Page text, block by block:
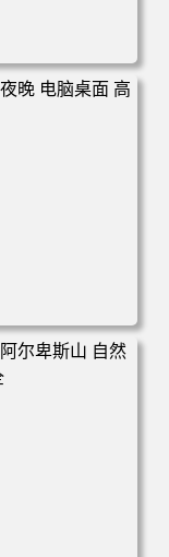
桌面 高清壁纸
脑桌面 高清壁纸